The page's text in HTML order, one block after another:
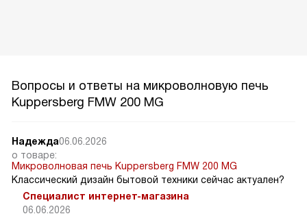
Вопросы и ответы на микроволновую печь
Kuppersberg FMW 200 MG
Надежда06.06.2026
о товаре:
Микроволновая печь Kuppersberg FMW 200 MG
Классический дизайн бытовой техники сейчас актуален?
Специалист интернет-магазина
06.06.2026